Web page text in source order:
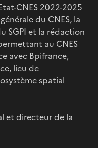
CNES 2022-2025
du CNES, la
SGPI et la rédaction
au CNES
avec Bpifrance,
lieu de
spatial
et directeur de la